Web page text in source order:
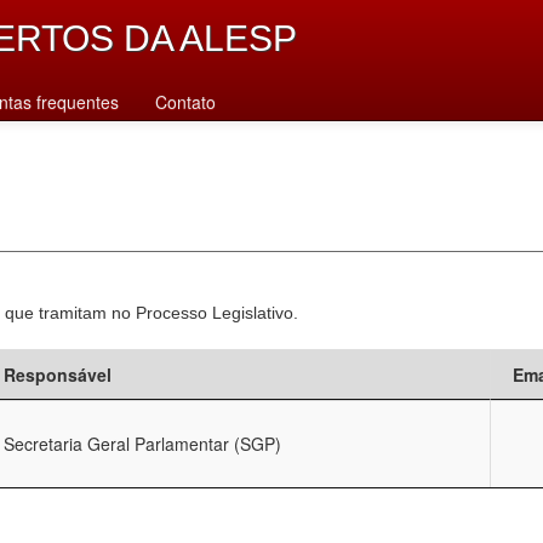
DA ALESP
frequentes Contato
tramitam no Processo Legislativo.
Responsável
Secretaria Geral Parlamentar (SGP)